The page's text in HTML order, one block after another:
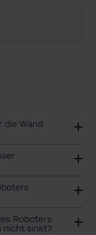
die Wand
Roboters
nicht sinkt?